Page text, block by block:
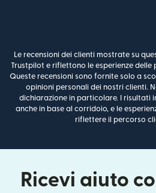
Le recensioni dei clienti mostrate su
Trustpilot e riflettono le esperienze delle
Queste recensioni sono fornite solo a
opinioni personali dei nostri clienti.
dichiarazione in particolare. I risultati
anche in base al corridoio, e le
riflettere il percorso
Ricevi aiuto